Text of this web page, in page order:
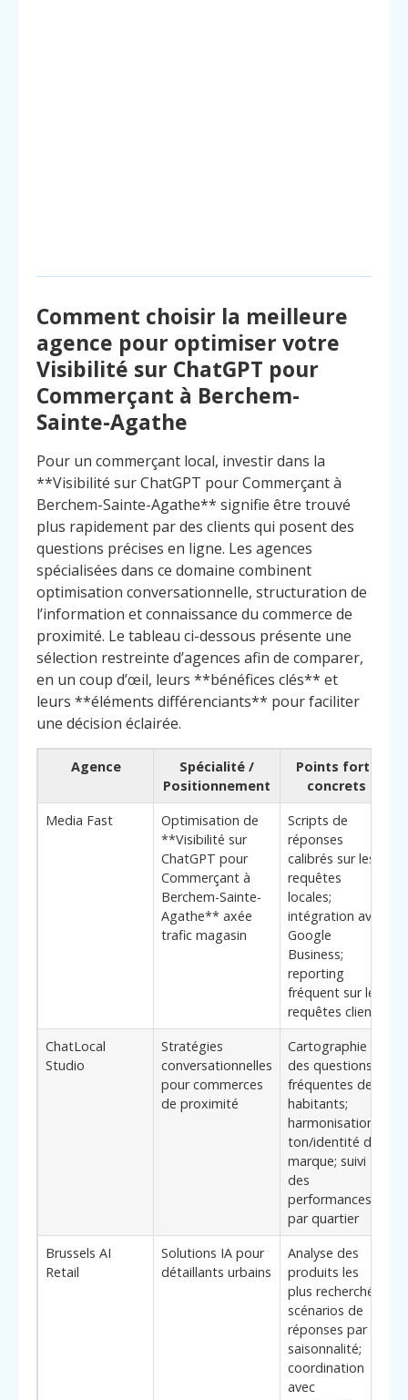
Comment choisir la meilleure
agence pour optimiser votre
Visibilité sur ChatGPT pour
Commerçant à Berchem-
Sainte-Agathe
Pour un commerçant local, investir dans la
**Visibilité sur ChatGPT pour Commerçant à
Berchem-Sainte-Agathe** signifie être trouvé
plus rapidement par des clients qui posent des
questions précises en ligne. Les agences
spécialisées dans ce domaine combinent
optimisation conversationnelle, structuration de
l’information et connaissance du commerce de
proximité. Le tableau ci-dessous présente une
sélection restreinte d’agences afin de comparer,
en un coup d’œil, leurs **bénéfices clés** et
leurs **éléments différenciants** pour faciliter
une décision éclairée.
Agence
Spécialité /
Positionnement
Points forts
concrets
Media Fast
Optimisation de
**Visibilité sur
ChatGPT pour
Commerçant à
Berchem-Sainte-
Agathe** axée
trafic magasin
Scripts de
réponses
calibrés sur les
requêtes
locales;
intégration avec
Google
Business;
reporting
fréquent sur les
requêtes clients
ChatLocal
Studio
Stratégies
conversationnelles
pour commerces
de proximité
Cartographie
des questions
fréquentes des
habitants;
harmonisation
ton/identité de
marque; suivi
des
performances
par quartier
Brussels AI
Retail
Solutions IA pour
détaillants urbains
Analyse des
produits les
plus recherchés;
scénarios de
réponses par
saisonnalité;
coordination
avec